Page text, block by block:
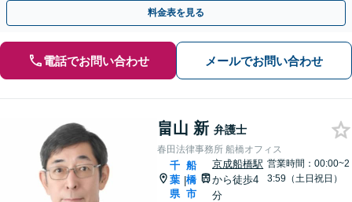
料金表を見る
電話でお問い合わせ メールでお問い合わせ
畠山 新 弁護士
春田法律事務所 船橋オフィス
千
葉
県
|
船
橋
市
京成船橋駅
から徒歩4
分
営業時間：00:00~2
3:59（土日祝日）